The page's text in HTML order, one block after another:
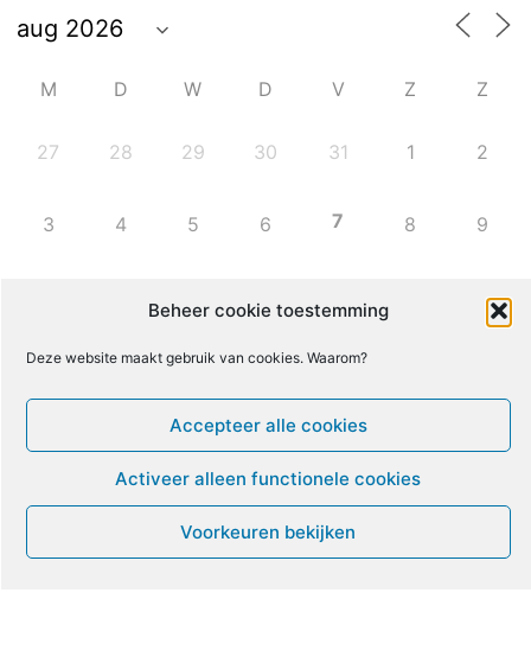
Beheer cookie toestemming
Deze website maakt gebruik van cookies. Waarom?
Accepteer alle cookies
Activeer alleen functionele cookies
Voorkeuren bekijken
M D W D V Z Z
27 28 29 30 31 1 2
3 4 5 6 7 8 9
13 16
17 18 19 20 21
31 1 2 3 4 5 6